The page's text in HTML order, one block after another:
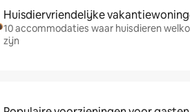
Huisdiervriendelijke
10 accommodaties waar huisdieren
zijn